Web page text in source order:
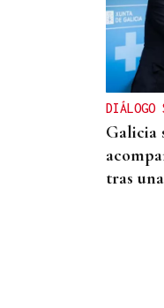
CANEDO
Un
en la
DIÁLOGO
Galicia
tras